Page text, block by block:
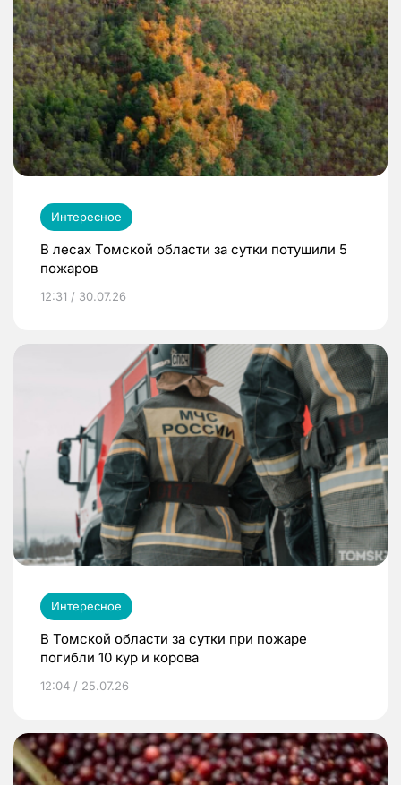
Интересное
В лесах Томской области за сутки потушили 5
пожаров
12:31 / 30.07.26
Интересное
В Томской области за сутки при пожаре
погибли 10 кур и корова
12:04 / 25.07.26